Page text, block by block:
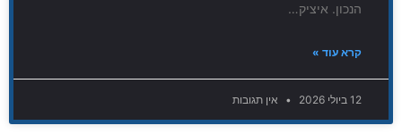
הנכון. איציק…
קרא עוד »
12 ביולי 2026 אין תגובות